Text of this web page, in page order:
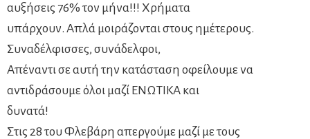
αυξήσεις 76% τον μήνα!!! Χρήματα
υπάρχουν. Απλά μοιράζονται στους ημέτερους.
Συναδέλφισσες, συνάδελφοι,
Απέναντι σε αυτή την κατάσταση οφείλουμε να
αντιδράσουμε όλοι μαζί ΕΝΩΤΙΚΑ και
δυνατά!
Στις 28 του Φλεβάρη απεργούμε μαζί με τους